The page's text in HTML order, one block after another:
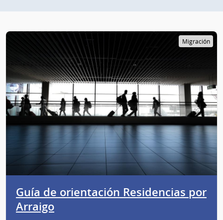
Migración
Guía de orientación Residencias por
Arraigo